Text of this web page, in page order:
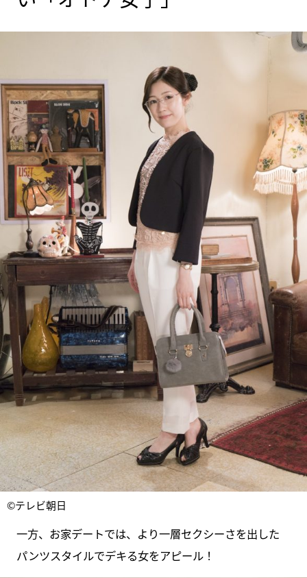
©テレビ朝日
一方、お家デートでは、より一層セクシーさを出した
パンツスタイルでデキる女をアピール！